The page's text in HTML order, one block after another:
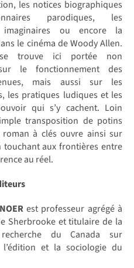
les notices biographiques
parodiques, les
imaginaires ou encore la
le cinéma de Woody Allen.
se trouve ici portée non
le fonctionnement des
mais aussi sur les
les pratiques ludiques et les
qui s’y cachent. Loin
transposition de potins
à clés ouvre ainsi sur
touchant aux frontières entre
au réel.
est professeur agrégé à
Sherbrooke et titulaire de la
du Canada sur
l’édition et la sociologie du